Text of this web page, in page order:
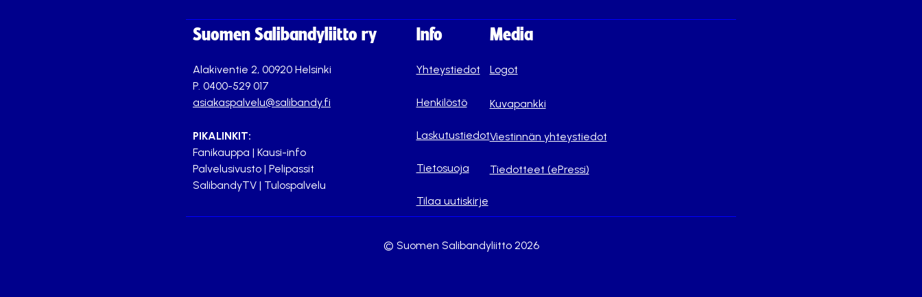
Suomen Salibandyliitto ry
Alakiventie 2, 00920 Helsinki
P. 0400-529 017
asiakaspalvelu@salibandy.fi
PIKALINKIT:
Fanikauppa | Kausi-info
Palvelusivusto | Pelipassit
SalibandyTV | Tulospalvelu
Info
Yhteystiedot
Henkilöstö
Laskutustiedot
Tietosuoja
Tilaa uutiskirje
Media
Logot
Kuvapankki
Viestinnän yhteystiedot
Tiedotteet (ePressi)
© Suomen Salibandyliitto 2026